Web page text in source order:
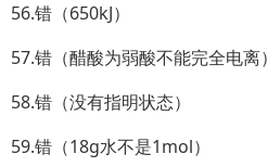
56.错（650kJ）
57.错（醋酸为弱酸不能完全电离）
58.错（没有指明状态）
59.错（18g水不是1mol）